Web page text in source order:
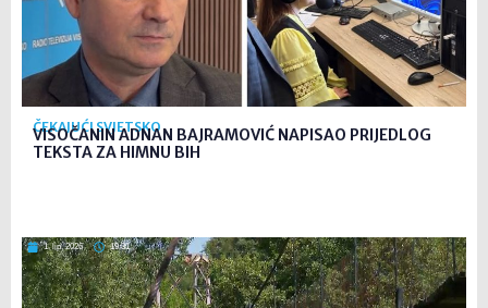
ČEKAJUĆI SVJETSKO
VISOČANIN ADNAN BAJRAMOVIĆ NAPISAO PRIJEDLOG
TEKSTA ZA HIMNU BIH
1. lip. 2026 19:31